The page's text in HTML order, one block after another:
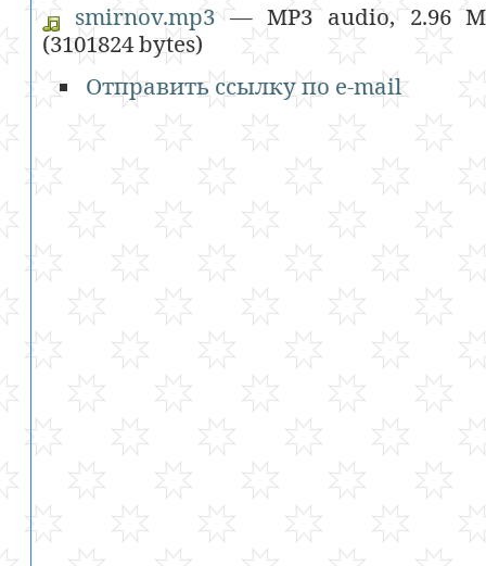
smirnov.mp3— MP3 audio, 2.96
(3101824 bytes)
Отправить ссылку по e-mail